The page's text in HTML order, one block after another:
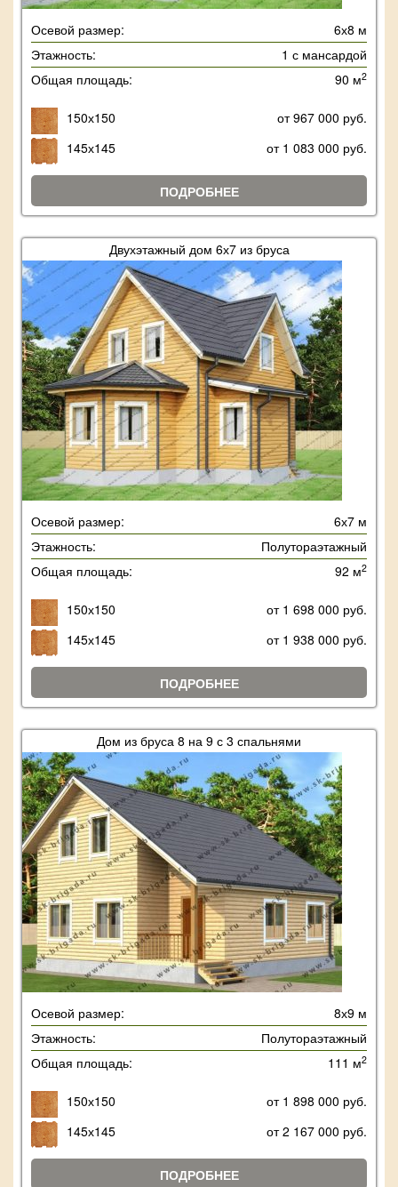
Осевой размер:
6х8 м
Этажность:
1 с мансардой
Общая площадь:
90 м2
150х150
от 967 000 руб.
145х145
от 1 083 000 руб.
ПОДРОБНЕЕ
Двухэтажный дом 6х7 из бруса
Осевой размер:
6х7 м
Этажность:
Полутораэтажный
Общая площадь:
92 м2
150х150
от 1 698 000 руб.
145х145
от 1 938 000 руб.
ПОДРОБНЕЕ
Дом из бруса 8 на 9 с 3 спальнями
Осевой размер:
8х9 м
Этажность:
Полутораэтажный
Общая площадь:
111 м2
150х150
от 1 898 000 руб.
145х145
от 2 167 000 руб.
ПОДРОБНЕЕ